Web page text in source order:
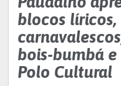
blocos líricos,
bois-bumbá
Polo Cultural